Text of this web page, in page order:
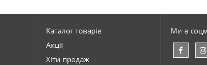
Каталог товарів
Акції
Хіти продаж
Ми в